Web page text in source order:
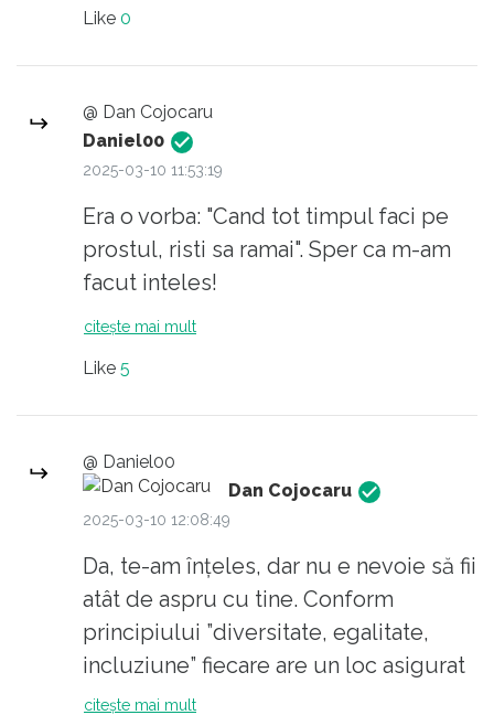
Doar suveraniștii sunt o opoziție
REALĂ la sistem. USR și alianța PSD-
PNL-UDMR-Minorități doar se răsfață
într-un fel de teatru de copii
democratic, dar de fațadă. Iar cei din
tabăra asta lărgită (cu USR cu tot) s-au
autodenumit PRO EUROPENI.
fiindcă nici suveraniștii nu sunt deloc
anti europeni, dar această denumire
opoziție. Sper că m-am făcut înțeles...
Like 0
@ Dan Cojocaru
Daniel00
2025-03-10 11:53:19
Era o vorba: "Cand tot timpul faci pe
prostul, risti sa ramai". Sper ca m-am
facut inteles!
citește mai mult
Like 5
@ Daniel00
Dan Cojocaru
2025-03-10 12:08:49
Da, te-am înțeles, dar nu e nevoie să fii
atât de aspru cu tine. Conform
principiului ”diversitate, egalitate,
incluziune” fiecare are un loc asigurat
în societate, chiar și tu. Ești la fel de
citește mai mult